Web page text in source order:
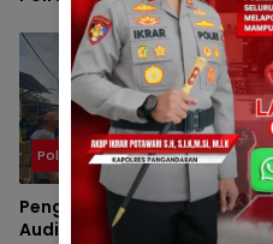
Nobar Final Piala Presiden
Berlangsung Aman
Polsek
Pengawalan Massa
Audiensi ke BBWS Citanduy